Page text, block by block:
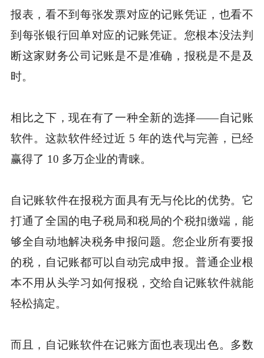
报表，看不到每张发票对应的记账凭证，也看不
到每张银行回单对应的记账凭证。您根本没法判
断这家财务公司记账是不是准确，报税是不是及
时。
相比之下，现在有了一种全新的选择——自记账
软件。这款软件经过近 5 年的迭代与完善，已经
赢得了 10 多万企业的青睐。
自记账软件在报税方面具有无与伦比的优势。它
打通了全国的电子税局和税局的个税扣缴端，能
够全自动地解决税务申报问题。您企业所有要报
的税，自记账都可以自动完成申报。普通企业根
本不用从头学习如何报税，交给自记账软件就能
轻松搞定。
而且，自记账软件在记账方面也表现出色。多数